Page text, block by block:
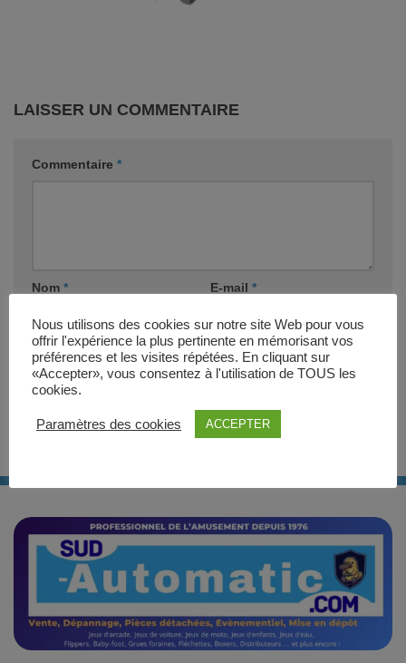
LAISSER UN COMMENTAIRE
Commentaire *
Nom * E-mail *
Site web
Nous utilisons des cookies sur notre site Web pour vous
offrir l'expérience la plus pertinente en mémorisant vos
préférences et les visites répétées. En cliquant sur
«Accepter», vous consentez à l'utilisation de TOUS les
cookies.
Paramètres des cookies ACCEPTER